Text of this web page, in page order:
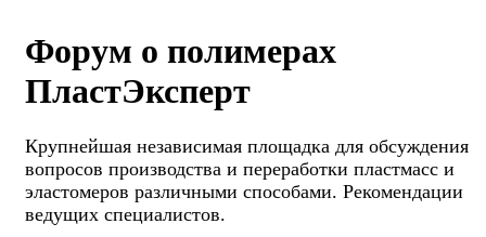
Форум о полимерах
ПластЭксперт
Крупнейшая независимая площадка для обсуждения
вопросов производства и переработки пластмасс и
эластомеров различными способами. Рекомендации
ведущих специалистов.